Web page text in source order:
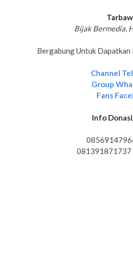
Bijak Bermedia,
Bergabung Untuk
Channel
Group
Fans
Info
081391871737